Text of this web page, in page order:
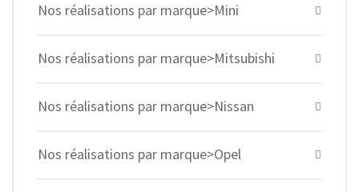
Nos réalisations par marque>Mini
Nos réalisations par marque>Mitsubishi
Nos réalisations par marque>Nissan
Nos réalisations par marque>Opel